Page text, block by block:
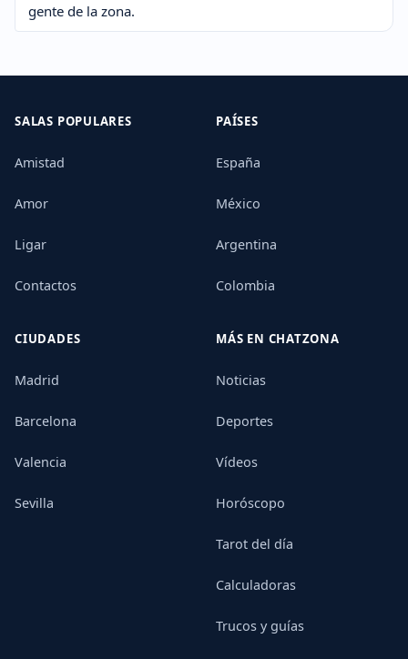
gente de la zona.
SALAS POPULARES
Amistad
Amor
Ligar
Contactos
PAÍSES
España
México
Argentina
Colombia
CIUDADES
Madrid
Barcelona
Valencia
Sevilla
MÁS EN CHATZONA
Noticias
Deportes
Vídeos
Horóscopo
Tarot del día
Calculadoras
Trucos y guías